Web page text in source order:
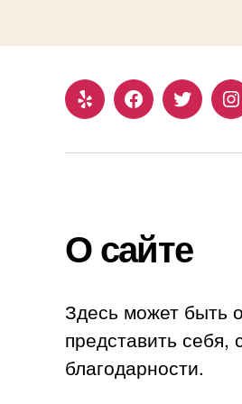
Yelp FacebookTwitter
О сайте
Здесь может быть
представить себя,
благодарности.